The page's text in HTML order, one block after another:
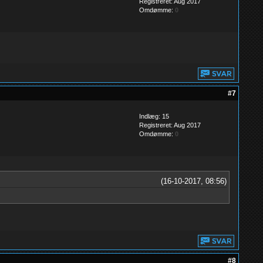
Omdømme: 0
#7
Indlæg: 15
Registreret: Aug 2017
Omdømme: 0
(16-10-2017, 08:56)
#8